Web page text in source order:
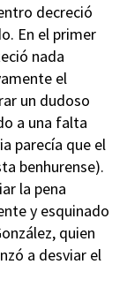
decreció
En el primer
nada
el
un dudoso
a una falta
parecía que el
benhurense).
la pena
y esquinado
quien
a desviar el